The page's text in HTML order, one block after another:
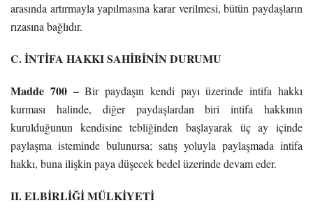
arasında artırmayla yapılmasına karar verilmesi, bütün paydaşların
rızasına bağlıdır.
C. İNTİFA HAKKI SAHİBİNİN DURUMU
Madde 700 –Bir paydaşın kendi payı üzerinde intifa hakkı
kurması halinde, diğer paydaşlardan biri intifa hakkının
kurulduğunun kendisine tebliğinden başlayarak üç ay içinde
paylaşma isteminde bulunursa; satış yoluyla paylaşmada intifa
hakkı, buna ilişkin paya düşecek bedel üzerinde devam eder.
II. ELBİRLİĞİ MÜLKİYETİ